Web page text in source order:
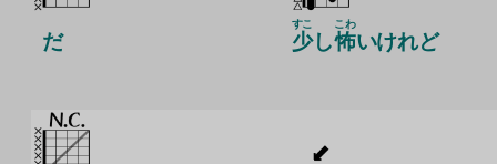
だ 少
すこ
し怖
こわ
いけれど